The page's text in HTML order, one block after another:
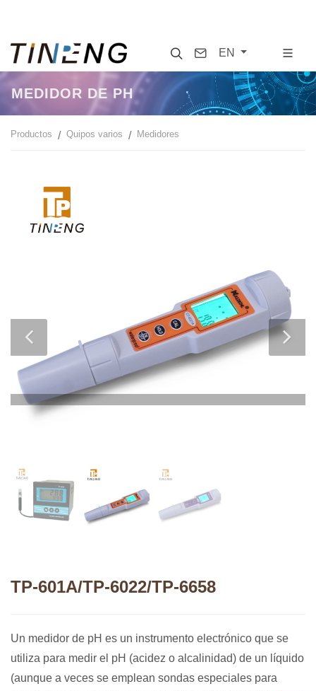
SearchContact
EN
MEDIDOR DE PH
Productos Quipos varios Medidores
TP-601A/TP-6022/TP-6658
Un medidor de pH es un instrumento electrónico que se
utiliza para medir el pH (acidez o alcalinidad) de un líquido
(aunque a veces se emplean sondas especiales para